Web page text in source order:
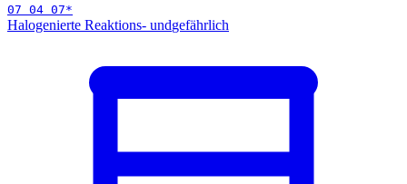
07 04 07*
Halogenierte Reaktions- undgefährlich